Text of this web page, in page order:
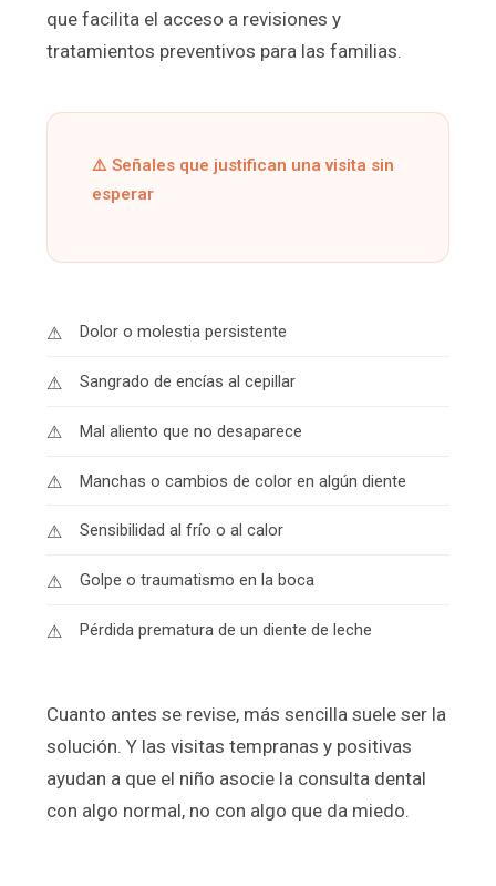
que facilita el acceso a revisiones y
tratamientos preventivos para las familias.
⚠️ Señales que justifican una visita sin
esperar
Dolor o molestia persistente
Sangrado de encías al cepillar
Mal aliento que no desaparece
Manchas o cambios de color en algún diente
Sensibilidad al frío o al calor
Golpe o traumatismo en la boca
Pérdida prematura de un diente de leche
Cuanto antes se revise, más sencilla suele ser la
solución. Y las visitas tempranas y positivas
ayudan a que el niño asocie la consulta dental
con algo normal, no con algo que da miedo.